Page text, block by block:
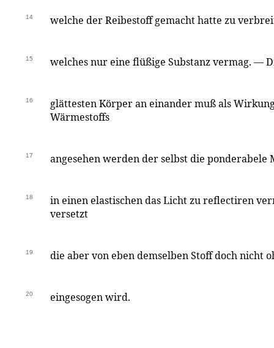
14 welche der Reibestoff gemacht hatte zu
15 welches nur eine flüßige Substanz vermag. —
16
glättesten Körper an einander muß als
Wärmestoffs
17 angesehen werden der selbst die ponderabele
18
in einen elastischen das Licht zu reflectiren
versetzt
19 die aber von eben demselben Stoff doch nicht
20 eingesogen wird.